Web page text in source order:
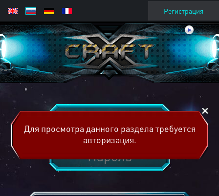
Регистрация
Для просмотра данного раздела требуется
авторизация.